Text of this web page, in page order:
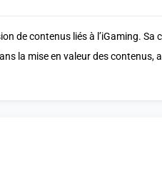
de contenus liés à l’iGaming.
la mise en valeur des